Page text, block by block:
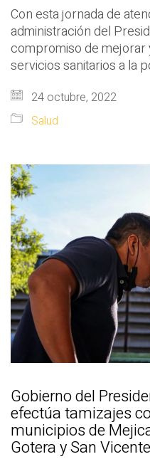
Con esta jornada de
administración del
compromiso de mejorar
servicios sanitarios a la
24 octubre, 2022
Salud
Gobierno del
efectúa tamizajes
municipios de
Gotera y San Vicente